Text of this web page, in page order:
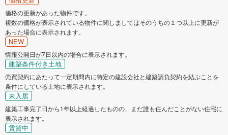
価格の更新があった物件です。
複数の価格が表示されている物件に関しましてはそのうちの１つ以上に更新が
あった場合に表示されます。
NEW
情報公開日が7日以内の場合に表示されます。
建築条件付き土地
売買契約にあたって一定期間内に特定の建設会社と建築請負契約を結ぶことを
条件にしている土地に表示されます。
未入居
建築工事完了日から1年以上経過したものの、まだ誰も住んだことがない住宅に
表示されます。
賃貸中